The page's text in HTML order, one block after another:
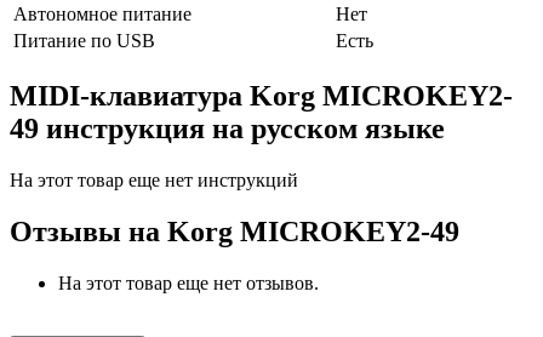
Автономное питание
Нет
Питание по USB
Есть
MIDI-клавиатура Korg MICROKEY2-
49 инструкция на русском языке
На этот товар еще нет инструкций
Отзывы на Korg MICROKEY2-49
На этот товар еще нет отзывов.